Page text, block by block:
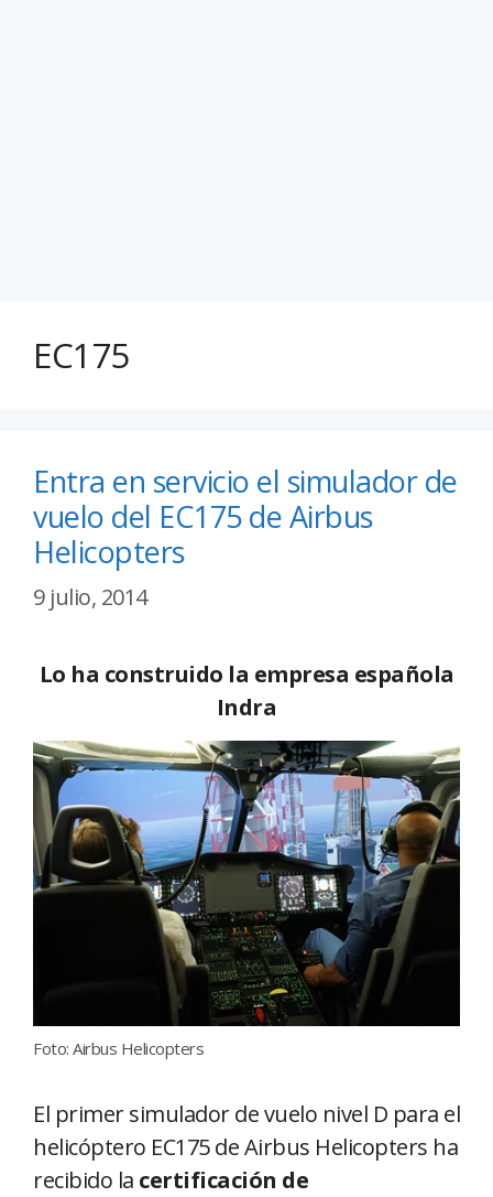
EC175
Entra en servicio el simulador de
vuelo del EC175 de Airbus
Helicopters
9 julio, 2014
Lo ha construido la empresa española
Indra
Foto: Airbus Helicopters
El primer simulador de vuelo nivel D para el
helicóptero EC175 de Airbus Helicopters ha
recibido la certificación de